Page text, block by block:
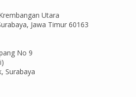
Utara
Jawa Timur 60163
No 9
Surabaya